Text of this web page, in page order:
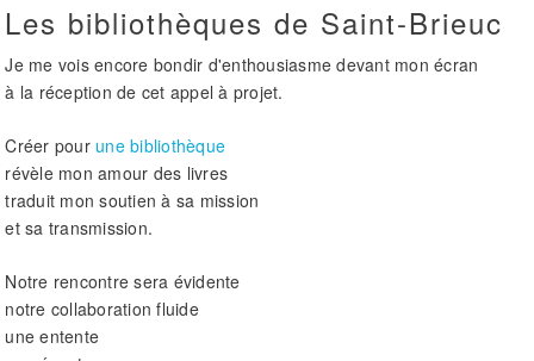
Les bibliothèques de Saint-Brieuc
Je me vois encore bondir d'enthousiasme devant mon écran
à la réception de cet appel à projet.
Créer pour une bibliothèque
révèle mon amour des livres
traduit mon soutien à sa mission
et sa transmission.
Notre rencontre sera évidente
notre collaboration fluide
une entente